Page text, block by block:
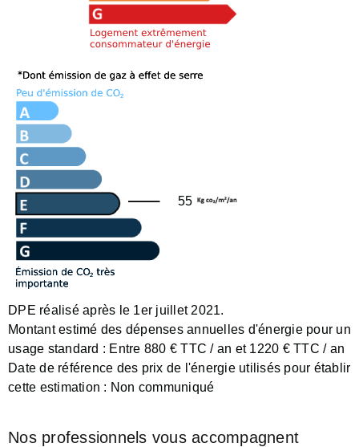
55
DPE réalisé après le 1er juillet 2021.
Montant estimé des dépenses annuelles d'énergie pour un
usage standard : Entre 880 € TTC / an et 1220 € TTC / an
Date de référence des prix de l'énergie utilisés pour établir
cette estimation : Non communiqué
Nos professionnels vous accompagnent